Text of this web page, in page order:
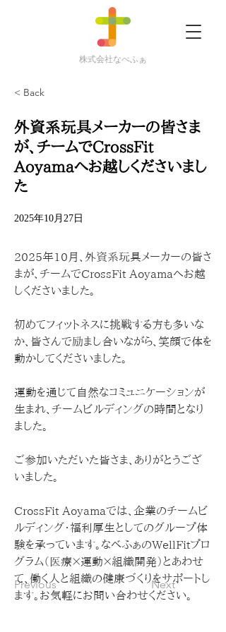
株式会社なべふぁ
< Back
外資系玩具メーカーの皆さま
が、チームでCrossFit
Aoyamaへお越しくださいまし
た
2025年10月27日
Previous Next
2025年10月、外資系玩具メーカーの皆さ
まが、チームでCrossFit Aoyamaへお越
しくださいました。
初めてフィットネスに挑戦する方も多いな
か、皆さんで励まし合いながら、笑顔で体を
動かしてくださいました。
運動を通じて自然なコミュニケーションが
生まれ、チームビルディングの時間となり
ました。
ご参加いただいた皆さま、ありがとうござ
いました。
CrossFit Aoyamaでは、企業のチームビ
ルディング・福利厚生としてのグループ体
験を承っています。なべふぁのWellFitプロ
グラム（医療×運動×組織開発）とあわせ
て、働く人と組織の健康づくりをサポートし
ます。お気軽にお問い合わせください。